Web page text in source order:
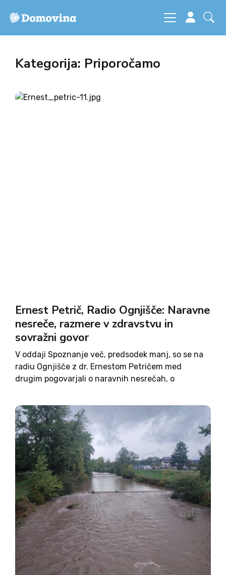
Kategorija: Priporočamo
Ernest Petrič, Radio Ognjišče: Naravne
nesreče, razmere v zdravstvu in
sovražni govor
V oddaji Spoznanje več, predsodek manj, so se na
radiu Ognjišče z dr. Ernestom Petričem med
drugim pogovarjali o naravnih nesrečah, o
razmerah v zdravstvu, predlogu zakona o
evtanaziji in o razmerah v...